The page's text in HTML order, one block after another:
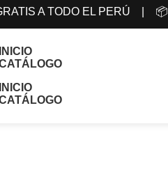
A TODO EL PERÚ |
INICIO
INICIO